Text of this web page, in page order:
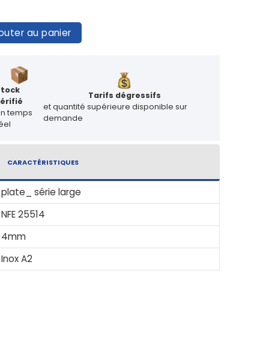
au panier
temps
Tarifs dégressifs
et quantité supérieure disponible sur
demande
CARACTÉRISTIQUES
plate_ série large
NFE 25514
4mm
Inox A2